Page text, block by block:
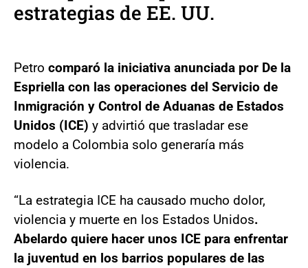
estrategias de EE. UU.
Petro comparó la iniciativa anunciada por De la
Espriella con las operaciones del Servicio de
Inmigración y Control de Aduanas de Estados
Unidos (ICE) y advirtió que trasladar ese
modelo a Colombia solo generaría más
violencia.
“La estrategia ICE ha causado mucho dolor,
violencia y muerte en los Estados Unidos.
Abelardo quiere hacer unos ICE para enfrentar
la juventud en los barrios populares de las